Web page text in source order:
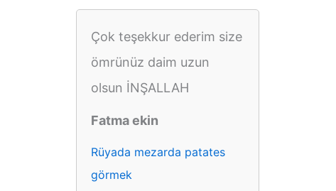
Çok teşekkur ederim size
ömrünüz daim uzun
olsun İNŞALLAH
Fatma ekin
Rüyada mezarda patates
görmek